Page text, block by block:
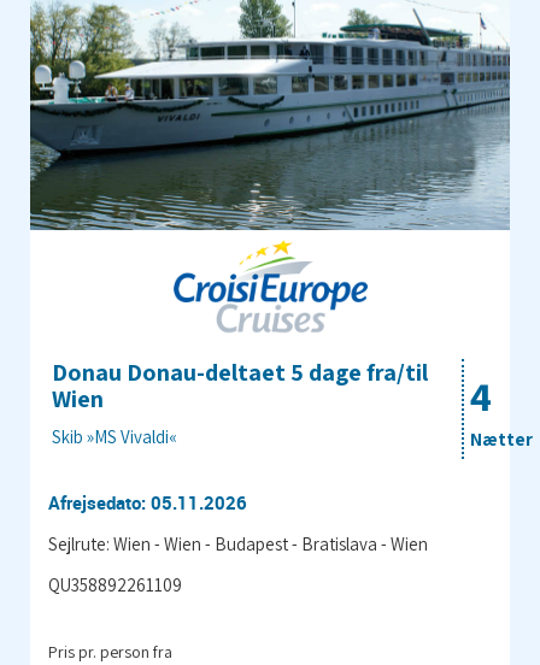
4
Nætter
Donau Donau-deltaet 5 dage fra/til
Wien
Skib »MS Vivaldi«
Afrejsedato: 05.11.2026
Sejlrute: Wien - Wien - Budapest - Bratislava - Wien
QU358892261109
Pris pr. person fra